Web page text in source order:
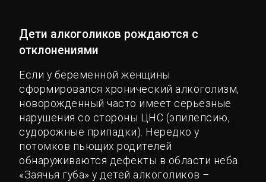
Дети алкоголиков рождаются с
отклонениями
Если у беременной женщины
сформировался хронический алкоголизм,
новорожденный часто имеет серьезные
нарушения со стороны ЦНС (эпилепсию,
судорожные припадки). Нередко у
потомков пьющих родителей
обнаруживаются дефекты в области неба.
«Заячья губа» у детей алкоголиков –